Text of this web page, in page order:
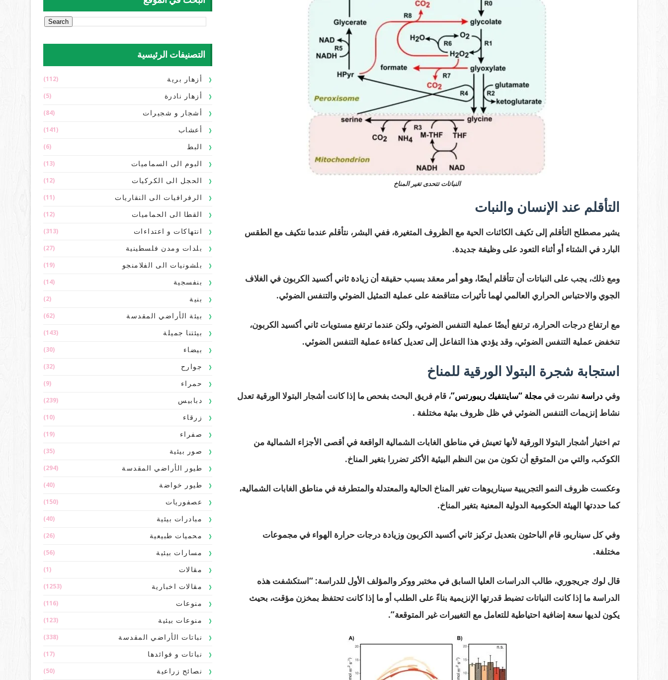
النباتات تتحدى تغير المناخ
التأقلم عند الإنسان والنبات
يشير مصطلح التأقلم إلى تكيف الكائنات الحية مع الظروف المتغيرة، ففي البشر، نتأقلم عندما نتكيف مع الطقس
البارد في الشتاء أو أثناء التعود على وظيفة جديدة.
ومع ذلك، يجب على النباتات أن تتأقلم أيضًا، وهو أمر معقد بسبب حقيقة أن زيادة ثاني أكسيد الكربون في الغلاف
الجوي والاحتباس الحراري العالمي لهما تأثيرات متناقضة على عملية التمثيل الضوئي والتنفس الضوئي.
مع ارتفاع درجات الحرارة، ترتفع أيضًا عملية التنفس الضوئي، ولكن عندما ترتفع مستويات ثاني أكسيد الكربون،
تنخفض عملية التنفس الضوئي، وقد يؤدي هذا التفاعل إلى تعديل كفاءة عملية التنفس الضوئي.
استجابة شجرة البتولا الورقية للمناخ
وفي دراسة نشرت في مجلة “ساينتفيك ريبورتس”، قام فريق البحث بفحص ما إذا كانت أشجار البتولا الورقية تعدل
نشاط إنزيمات التنفس الضوئي في ظل ظروف بيئية مختلفة .
تم اختيار أشجار البتولا الورقية لأنها تعيش في مناطق الغابات الشمالية الواقعة في أقصى الأجزاء الشمالية من
الكوكب، والتي من المتوقع أن تكون من بين النظم البيئية الأكثر تضررا بتغير المناخ.
وعكست ظروف النمو التجريبية سيناريوهات تغير المناخ الحالية والمعتدلة والمتطرفة في مناطق الغابات الشمالية،
كما حددتها الهيئة الحكومية الدولية المعنية بتغير المناخ.
وفي كل سيناريو، قام الباحثون بتعديل تركيز ثاني أكسيد الكربون وزيادة درجات حرارة الهواء في مجموعات
مختلفة.
قال لوك جريجوري، طالب الدراسات العليا السابق في مختبر ووكر والمؤلف الأول للدراسة: “استكشفت هذه
الدراسة ما إذا كانت النباتات تضبط قدرتها الإنزيمية بناءً على الطلب أو ما إذا كانت تحتفظ بمخزن مؤقت، بحيث
يكون لديها سعة إضافية احتياطية للتعامل مع التغييرات غير المتوقعة”.
التصنيفات الرئيسية
أزهار برية (112)
أزهار نادرة (5)
أشجار و شجيرات (84)
أعشاب (141)
البط (6)
البوم الى السماميات (13)
الحجل الى الكركيات (12)
الرفرافيات الى النقاريات (11)
القطا الى الحماميات (12)
انتهاكات و اعتداءات (313)
بلدات ومدن فلسطينية (27)
بلشونيات الى الفلامنجو (19)
بنفسجية (14)
بنية (2)
بيئة الأراضي المقدسة (62)
بيئتنا جميلة (143)
بيضاء (30)
جوارح (32)
حمراء (9)
دبابيس (239)
زرقاء (10)
صفراء (19)
صور بيئية (35)
طيور الأراضي المقدسة (294)
طيور خواضة (40)
عصفوريات (150)
مبادرات بيئية (40)
محميات طبيعية (26)
مسارات بيئية (56)
مقالات (1)
مقالات اخبارية (1253)
منوعات (116)
منوعات بيئية (123)
نباتات الأراضي المقدسة (338)
نباتات و فوائدها (17)
نصائح زراعية (50)